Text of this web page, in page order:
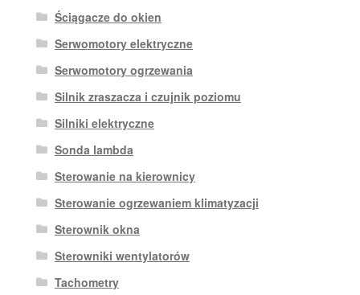
Ściągacze do okien
Serwomotory elektryczne
Serwomotory ogrzewania
Silnik zraszacza i czujnik poziomu
Silniki elektryczne
Sonda lambda
Sterowanie na kierownicy
Sterowanie ogrzewaniem klimatyzacji
Sterownik okna
Sterowniki wentylatorów
Tachometry